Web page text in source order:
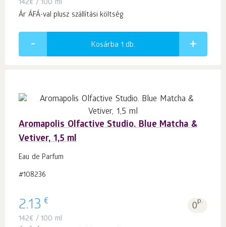
142€ / 100 ml
Ár ÁFÁ-val plusz szállítási költség
Kosárba 1 db.
Aromapolis Olfactive Studio. Blue Matcha &
Vetiver, 1,5 ml
Eau de Parfum
#108236
2.13 € 0p.
142€ / 100 ml